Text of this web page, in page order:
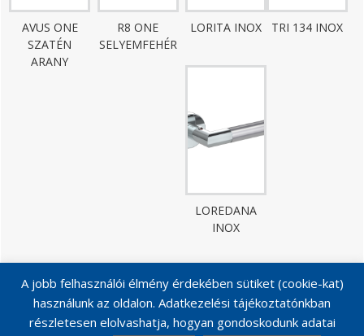
AVUS ONE
SZATÉN
ARANY
R8 ONE
SELYEMFEHÉR
LORITA INOX TRI 134 INOX
LOREDANA
INOX
A jobb felhasználói élmény érdekében sütiket (cookie-kat)
használunk az oldalon. Adatkezelési tájékoztatónkban
részletesen elolvashatja, hogyan gondoskodunk adatai